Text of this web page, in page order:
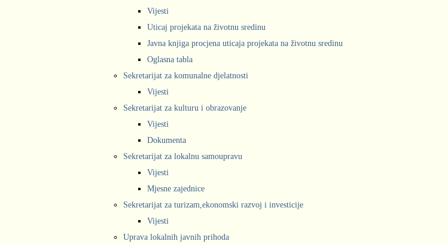
Vijesti
Uticaj projekata na životnu sredinu
Javna knjiga procjena uticaja projekata na životnu sredinu
Oglasna tabla
Sekretarijat za komunalne djelatnosti
Vijesti
Sekretarijat za kulturu i obrazovanje
Vijesti
Dokumenta
Sekretarijat za lokalnu samoupravu
Vijesti
Mjesne zajednice
Sekretarijat za turizam,ekonomski razvoj i investicije
Vijesti
Uprava lokalnih javnih prihoda